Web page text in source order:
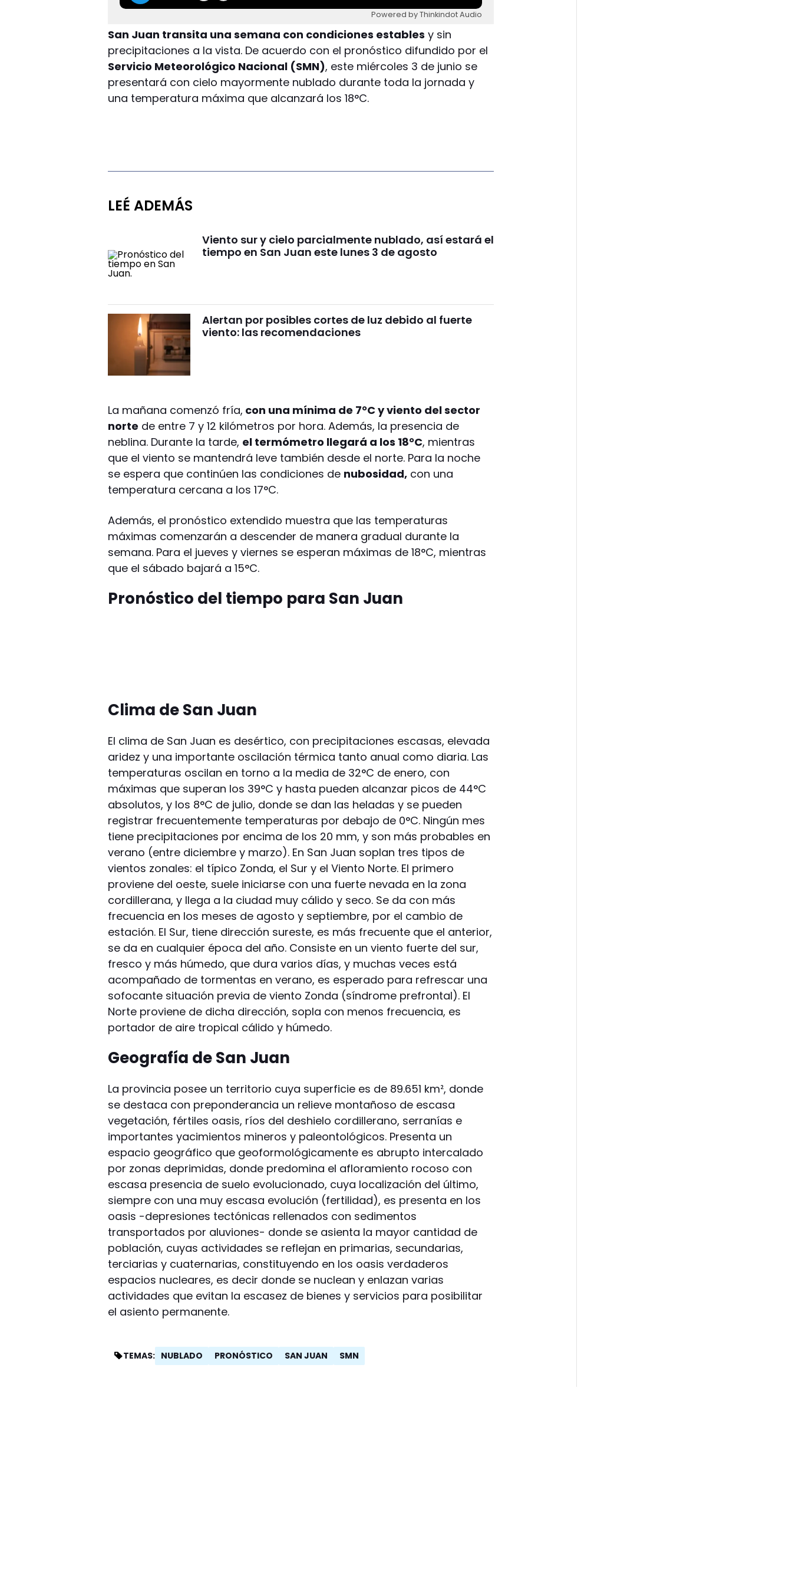
Powered by Thinkindot Audio
San Juan transita una semana con condiciones estables y sin
precipitaciones a la vista. De acuerdo con el pronóstico difundido por el
Servicio Meteorológico Nacional (SMN), este miércoles 3 de junio se
presentará con cielo mayormente nublado durante toda la jornada y
una temperatura máxima que alcanzará los 18°C.
LEÉ ADEMÁS
Viento sur y cielo parcialmente nublado, así estará el
tiempo en San Juan este lunes 3 de agosto
Alertan por posibles cortes de luz debido al fuerte
viento: las recomendaciones
La mañana comenzó fría, con una mínima de 7°C y viento del sector
norte de entre 7 y 12 kilómetros por hora. Además, la presencia de
neblina. Durante la tarde, el termómetro llegará a los 18°C, mientras
que el viento se mantendrá leve también desde el norte. Para la noche
se espera que continúen las condiciones de nubosidad, con una
temperatura cercana a los 17°C.
Además, el pronóstico extendido muestra que las temperaturas
máximas comenzarán a descender de manera gradual durante la
semana. Para el jueves y viernes se esperan máximas de 18°C, mientras
que el sábado bajará a 15°C.
Pronóstico del tiempo para San Juan
Clima de San Juan
El clima de San Juan es desértico, con precipitaciones escasas, elevada
aridez y una importante oscilación térmica tanto anual como diaria. Las
temperaturas oscilan en torno a la media de 32°C de enero, con
máximas que superan los 39°C y hasta pueden alcanzar picos de 44°C
absolutos, y los 8°C de julio, donde se dan las heladas y se pueden
registrar frecuentemente temperaturas por debajo de 0°C. Ningún mes
tiene precipitaciones por encima de los 20 mm, y son más probables en
verano (entre diciembre y marzo). En San Juan soplan tres tipos de
vientos zonales: el típico Zonda, el Sur y el Viento Norte. El primero
proviene del oeste, suele iniciarse con una fuerte nevada en la zona
cordillerana, y llega a la ciudad muy cálido y seco. Se da con más
frecuencia en los meses de agosto y septiembre, por el cambio de
estación. El Sur, tiene dirección sureste, es más frecuente que el anterior,
se da en cualquier época del año. Consiste en un viento fuerte del sur,
fresco y más húmedo, que dura varios días, y muchas veces está
acompañado de tormentas en verano, es esperado para refrescar una
sofocante situación previa de viento Zonda (síndrome prefrontal). El
Norte proviene de dicha dirección, sopla con menos frecuencia, es
portador de aire tropical cálido y húmedo.
Geografía de San Juan
La provincia posee un territorio cuya superficie es de 89.651 km², donde
se destaca con preponderancia un relieve montañoso de escasa
vegetación, fértiles oasis, ríos del deshielo cordillerano, serranías e
importantes yacimientos mineros y paleontológicos. Presenta un
espacio geográfico que geoformológicamente es abrupto intercalado
por zonas deprimidas, donde predomina el afloramiento rocoso con
escasa presencia de suelo evolucionado, cuya localización del último,
siempre con una muy escasa evolución (fertilidad), es presenta en los
oasis -depresiones tectónicas rellenados con sedimentos
transportados por aluviones- donde se asienta la mayor cantidad de
población, cuyas actividades se reflejan en primarias, secundarias,
terciarias y cuaternarias, constituyendo en los oasis verdaderos
espacios nucleares, es decir donde se nuclean y enlazan varias
actividades que evitan la escasez de bienes y servicios para posibilitar
el asiento permanente.
TEMAS: NUBLADO PRONÓSTICO SAN JUAN SMN